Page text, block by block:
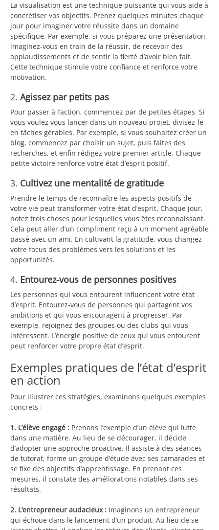
La visualisation est une technique puissante qui vous aide à
concrétiser vos objectifs. Prenez quelques minutes chaque
jour pour imaginer votre réussite dans un domaine
spécifique. Par exemple, si vous préparez une présentation,
imaginez-vous en train de la réussir, de recevoir des
applaudissements et de sentir la fierté d’avoir bien fait.
Cette technique stimule votre confiance et renforce votre
motivation.
2. Agissez par petits pas
Pour passer à l’action, commencez par de petites étapes. Si
vous voulez vous lancer dans un nouveau projet, divisez-le
en tâches gérables. Par exemple, si vous souhaitez créer un
blog, commencez par choisir un sujet, puis faites des
recherches, et enfin rédigez votre premier article. Chaque
petite victoire renforce votre état d’esprit positif.
3. Cultivez une mentalité de gratitude
Prendre le temps de reconnaître les aspects positifs de
votre vie peut transformer votre état d’esprit. Chaque jour,
notez trois choses pour lesquelles vous êtes reconnaissant.
Cela peut aller d’un compliment reçu à un moment agréable
passé avec un ami. En cultivant la gratitude, vous changez
votre focus des problèmes vers les solutions et les
opportunités.
4. Entourez-vous de personnes positives
Les personnes qui vous entourent influencent votre état
d’esprit. Entourez-vous de personnes qui partagent vos
ambitions et qui vous encouragent à progresser. Par
exemple, rejoignez des groupes ou des clubs qui vous
intéressent. L’énergie positive de ceux qui vous entourent
peut renforcer votre propre état d’esprit.
Exemples pratiques de l’état d’esprit
en action
Pour illustrer ces stratégies, examinons quelques exemples
concrets :
1. L’élève engagé : Prenons l’exemple d’un élève qui lutte
dans une matière. Au lieu de se décourager, il décide
d’adopter une approche proactive. Il assiste à des séances
de tutorat, forme un groupe d’étude avec ses camarades et
se fixe des objectifs d’apprentissage. En prenant ces
mesures, il constate des améliorations notables dans ses
résultats.
2. L’entrepreneur audacieux : Imaginons un entrepreneur
qui échoue dans le lancement d’un produit. Au lieu de se